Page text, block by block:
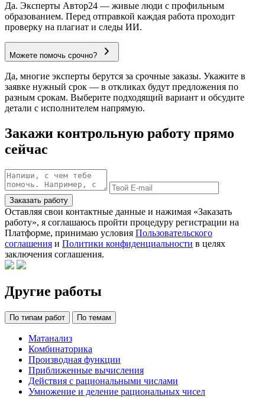
Да. Эксперты Автор24 — живые люди с профильным
образованием. Перед отправкой каждая работа проходит
проверку на плагиат и следы ИИ.
Можете помочь срочно?
Да, многие эксперты берутся за срочные заказы. Укажите в
заявке нужный срок — в откликах будут предложения по
разным срокам. Выберите подходящий вариант и обсудите
детали с исполнителем напрямую.
Закажи контрольную работу прямо
сейчас
Заказать работу
Оставляя свои контактные данные и нажимая «Заказать
работу», я соглашаюсь пройти процедуру регистрации на
Платформе, принимаю условия Пользовательского
соглашения и Политики конфиденциальности в целях
заключения соглашения.
Другие работы
По типам работ По темам
Матанализ
Комбинаторика
Производная функции
Приближенные вычисления
Действия с рациональными числами
Умножение и деление рациональных чисел